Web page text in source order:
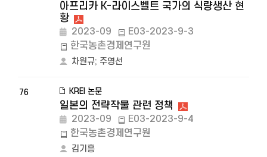
아프리카 K-라이스벨트 국가의 식량생산 현
황
2023-09
E03-2023-9-3
한국농촌경제연구원
차원규; 주영선
76 KREI 논문
일본의 전략작물 관련 정책
2023-09
E03-2023-9-4
한국농촌경제연구원
김기흥